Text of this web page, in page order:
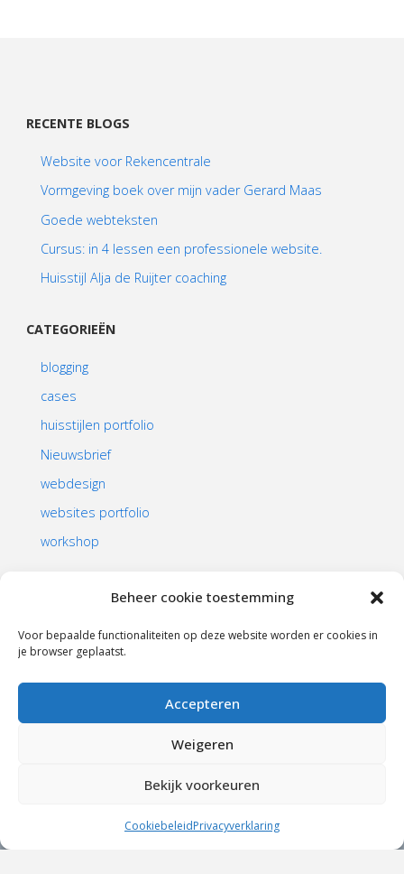
Beheer cookie toestemming
Voor bepaalde functionaliteiten op deze website worden er cookies in
je browser geplaatst.
Accepteren
Weigeren
Bekijk voorkeuren
CookiebeleidPrivacyverklaring
RECENTE BLOGS
Website voor Rekencentrale
Vormgeving boek over mijn vader Gerard Maas
Goede webteksten
Cursus: in 4 lessen een professionele website.
Huisstijl Alja de Ruijter coaching
CATEGORIEËN
blogging
cases
huisstijlen portfolio
Nieuwsbrief
webdesign
websites portfolio
workshop
HOME | WEBDESIGN – WEBSITE OP MAAT
|
| WEBSITES PORTFOLIO
Aangedreven doorFluida&WordPress.